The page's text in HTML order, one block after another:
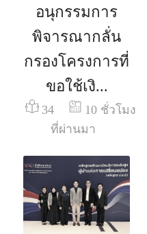
อนุกรรมการ
พิจารณากลั่น
กรองโครงการที่
ขอใช้เงิ...
34
10 ชั่วโมง
ที่ผ่านมา